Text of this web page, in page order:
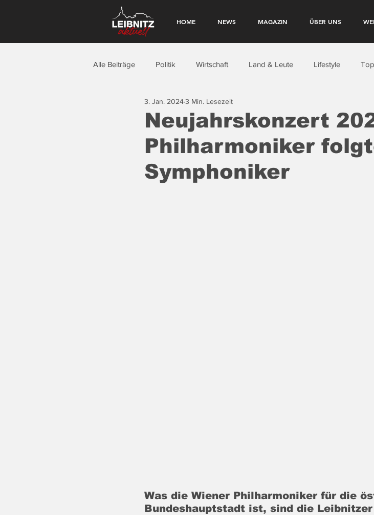
HOME NEWS MAGAZIN ÜBER UNS
Alle Beiträge Politik Wirtschaft Land & Leute Lifestyle Top
Neujahrskonzert
Philharmoniker
Symphoniker
3. Jan. 20243 Min. Lesezeit
Was die Wiener Philharmoniker für die
Bundeshauptstadt ist, sind die